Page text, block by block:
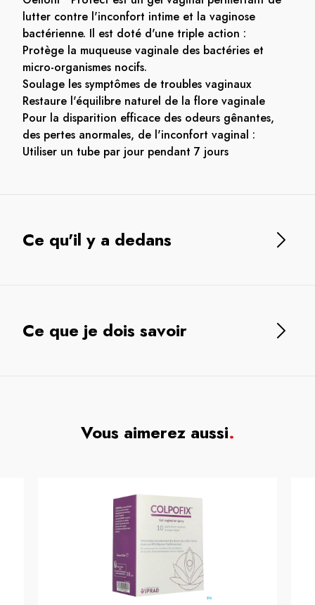
lutter contre l'inconfort intime et la vaginose
bactérienne. Il est doté d'une triple action :
Protège la muqueuse vaginale des bactéries et
micro-organismes nocifs.
Soulage les symptômes de troubles vaginaux
Restaure l'équilibre naturel de la flore vaginale
Pour la disparition efficace des odeurs gênantes,
des pertes anormales, de l'inconfort vaginal :
Utiliser un tube par jour pendant 7 jours
Ce qu'il y a dedans
Ce que je dois savoir
Vous aimerez aussi.